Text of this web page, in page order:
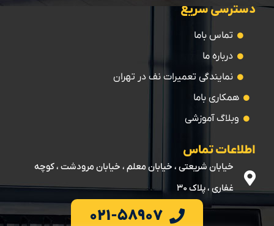
دسترسی سریع
تماس باما
درباره ما
نمایندگی تعمیرات نف در تهران
همکاری باما
وبلاگ آموزشی
اطلاعات تماس
خیابان شریعتی ، خیابان معلم ، خیابان مرودشت ، کوچه
غفاری ، پلاک ۳۰
۰۲۱-۵۸۹۰۷